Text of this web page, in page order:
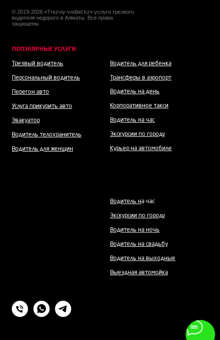
© 2019-2026 «Trezviy-voditel.kz» услуги трезвого
водителя недорого в Алматы. Все права
защищены.
ПОПУЛЯРНЫЕ УСЛУГИ
Трезвый водитель
Персональный водитель
Перегон авто
Услуга прикурить авто
Эвакуатор
Водитель телохранитель
Водитель для женщин
Водитель для ребенка
Трансферы в аэропорт
Водитель на день
Корпоративное такси
Водитель на час
Экскурсии по городу
Курьер на автомобиле
Водитель на час
Экскурсии по городу
Водитель на ночь
Водитель на свадьбу
Водитель на выходные
Выездная автомойка